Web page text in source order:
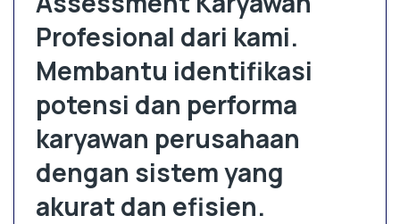
Profesional dari kami.
Membantu identifikasi
potensi dan performa
karyawan perusahaan
dengan sistem yang
akurat dan efisien.